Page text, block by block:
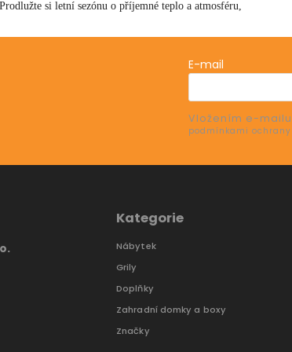
si letní sezónu o příjemné teplo a atmosféru,
E-mail
Vložením e-
podmínkami
Kategorie
Nábytek
Grily
Doplňky
Zahradní domky a boxy
Značky